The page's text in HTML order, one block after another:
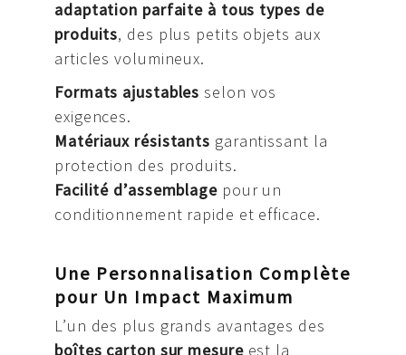
adaptation parfaite à tous types de
produits, des plus petits objets aux
articles volumineux.
Formats ajustables selon vos
exigences.
Matériaux résistants garantissant la
protection des produits.
Facilité d’assemblagepour un
conditionnement rapide et efficace.
Une Personnalisation Complète
pour Un Impact Maximum
L’un des plus grands avantages des
boîtes carton sur mesureest la